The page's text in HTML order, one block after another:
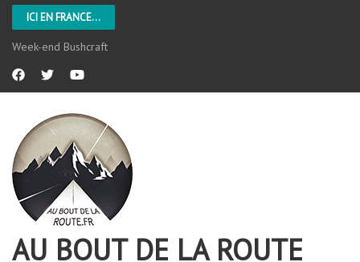
ICI EN FRANCE...
L’Aveyron
AU BOUT DE LA ROUTE